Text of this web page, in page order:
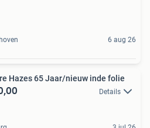
6 aug 26
Hazes 65 Jaar/nieuw inde folie
Details